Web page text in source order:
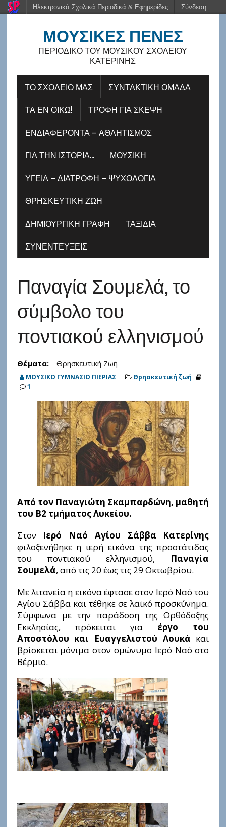
ΜΟΥΣΙΚΈΣ ΠΈΝΕΣ
ΠΕΡΙΟΔΙΚΌ ΤΟΥ ΜΟΥΣΙΚΟΎ ΣΧΟΛΕΊΟΥ
ΚΑΤΕΡΊΝΗΣ
ΤΟ ΣΧΟΛΕΙΟ ΜΑΣ
ΣΥΝΤΑΚΤΙΚΗ ΟΜΑΔΑ
ΤΑ ΕΝ ΟΊΚΩ!
ΤΡΟΦΉ ΓΙΑ ΣΚΈΨΗ
ΕΝΔΙΑΦΈΡΟΝΤΑ – ΑΘΛΗΤΙΣΜΌΣ
ΓΙΑ ΤΗΝ ΙΣΤΟΡΊΑ…
ΜΟΥΣΙΚΉ
ΥΓΕΊΑ – ΔΙΑΤΡΟΦΉ – ΨΥΧΟΛΟΓΊΑ
ΘΡΗΣΚΕΥΤΙΚΉ ΖΩΉ
ΔΗΜΙΟΥΡΓΙΚΉ ΓΡΑΦΉ
ΤΑΞΊΔΙΑ
ΣΥΝΕΝΤΕΎΞΕΙΣ
Παναγία Σουμελά, το
σύμβολο του
ποντιακού ελληνισμού
Θέματα: Θρησκευτική Ζωή
ΜΟΥΣΙΚΟ ΓΥΜΝΑΣΙΟ ΠΙΕΡΙΑΣ
Θρησκευτική ζωή
1
Από τον Παναγιώτη Σκαμπαρδώνη, μαθητή
του Β2 τμήματος Λυκείου.
Στον Ιερό Ναό Αγίου Σάββα Κατερίνης
φιλοξενήθηκε η ιερή εικόνα της προστάτιδας
του ποντιακού ελληνισμού, Παναγία
Σουμελά, από τις 20 έως τις 29 Οκτωβρίου.
Με λιτανεία η εικόνα έφτασε στον Ιερό Ναό του
Αγίου Σάββα και τέθηκε σε λαϊκό προσκύνημα.
Σύμφωνα με την παράδοση της Ορθόδοξης
Εκκλησίας, πρόκειται για έργο του
Αποστόλου και Ευαγγελιστού Λουκά και
βρίσκεται μόνιμα στον ομώνυμο Ιερό Ναό στο
Βέρμιο.
Ηλεκτρονικά Σχολικά Περιοδικά & Εφημερίδες Σύνδεση